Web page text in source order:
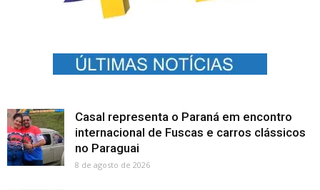
Casal representa o Paraná em encontro
internacional de Fuscas e carros clássicos
no Paraguai
8 de agosto de 2026